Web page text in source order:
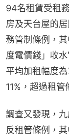
94名租賃受租
房及天台屋的
務管制條例，
度電價錢」收
平均加租幅度
11%，超過租管
調查又發現，
反租管條例，